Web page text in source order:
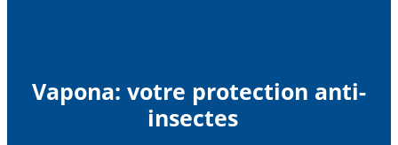
Vapona: votre protection anti-
insectes